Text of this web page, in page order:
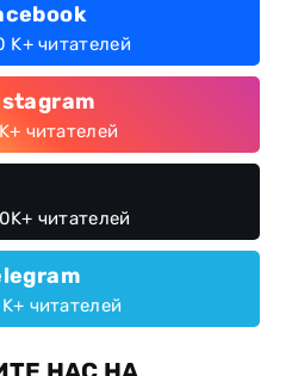
K+ читателей
читателей
читателей
читателей